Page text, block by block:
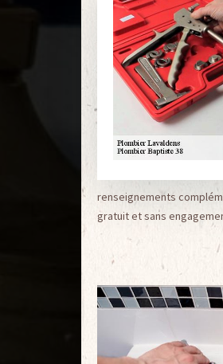
renseignements
gratuit et sans